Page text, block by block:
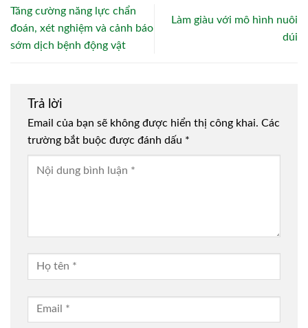
Tăng cường năng lực chẩn
đoán, xét nghiệm và cảnh báo
sớm dịch bệnh động vật
Làm giàu với mô hình nuôi
dúi
Trả lời
Email của bạn sẽ không được hiển thị công khai. Các
trường bắt buộc được đánh dấu *